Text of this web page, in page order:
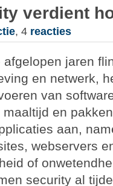
verdient
, 4 reacties
jaren
en netwerk,
van
en
aan,
webservers
of
security al